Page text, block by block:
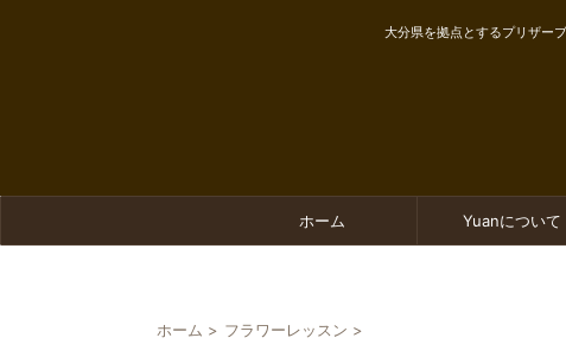
大分県を拠点とするプリザー
ホーム Yuanについて
ホーム > フラワーレッスン >